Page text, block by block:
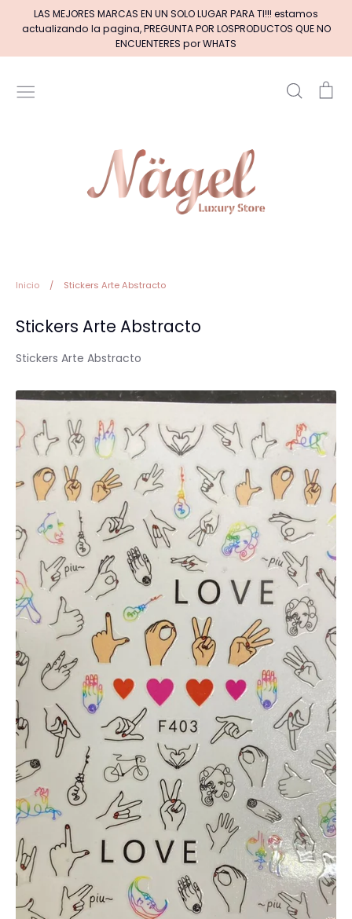
directamente
contenido
LAS MEJORES MARCAS EN UN SOLO LUGAR PARA TI!!! estamos
actualizando la pagina, PREGUNTA POR LOSPRODUCTOS QUE NO
ENCUENTERES por WHATS
Buscar
MARCAS DE ACRILICOS & GEL PINCELES (por tipos)
+BASE RUBBER+
BASICOS (primer, base, top, resinas)
*****EFECTOS EN GEL**** EFECTOS ESPEJO METALICOS
DECORACIONES (Glitter, Foil, Estoperoles...)
Stickers & Tattoos para uñas
Herramientas
Spa para Manos y Pies
Complementos para Mesa
Equipos Eléctricos (Lamparas, Extractores,
Pulidoras)
MARCAS "STAMPING" Tintas y Gel para estampar
Inicio / Stickers Arte Abstracto
Stickers Arte Abstracto
Stickers Arte Abstracto